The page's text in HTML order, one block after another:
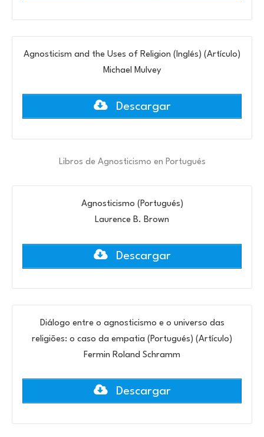
Agnosticism and the Uses of Religion (Inglés) (Artículo)
Michael Mulvey
Descargar
Libros de Agnosticismo en Portugués
Agnosticismo (Portugués)
Laurence B. Brown
Descargar
Diálogo entre o agnosticismo e o universo das
religiões: o caso da empatia (Portugués) (Artículo)
Fermin Roland Schramm
Descargar